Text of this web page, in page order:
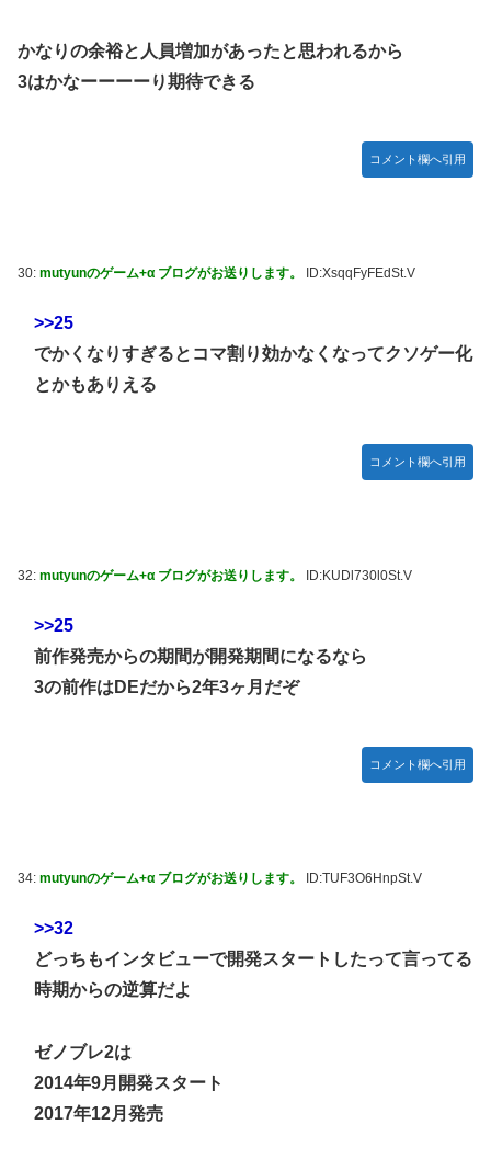
かなりの余裕と人員増加があったと思われるから
3はかなーーーーり期待できる
コメント欄へ引用
30: mutyunのゲーム+α ブログがお送りします。 ID:XsqqFyFEdSt.V
>>25
でかくなりすぎるとコマ割り効かなくなってクソゲー化
とかもありえる
コメント欄へ引用
32: mutyunのゲーム+α ブログがお送りします。 ID:KUDl730l0St.V
>>25
前作発売からの期間が開発期間になるなら
3の前作はDEだから2年3ヶ月だぞ
コメント欄へ引用
34: mutyunのゲーム+α ブログがお送りします。 ID:TUF3O6HnpSt.V
>>32
どっちもインタビューで開発スタートしたって言ってる
時期からの逆算だよ
ゼノブレ2は
2014年9月開発スタート
2017年12月発売